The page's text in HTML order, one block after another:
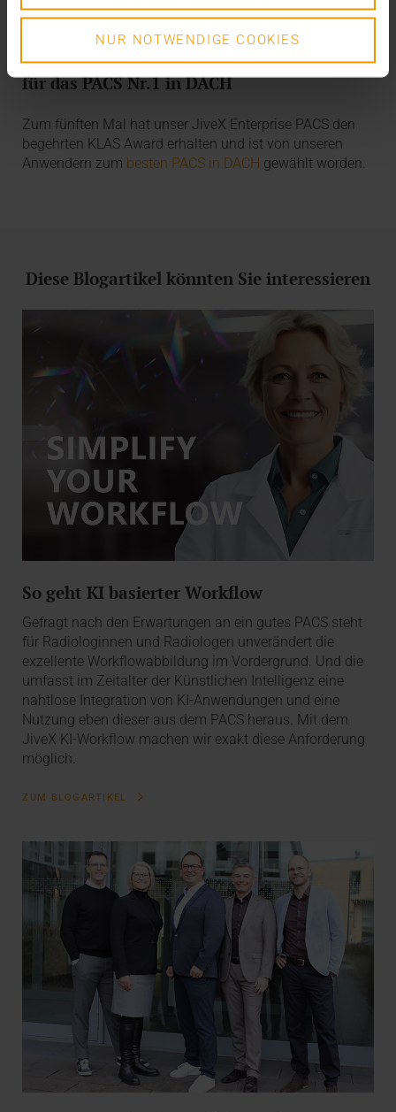
NUR NOTWENDIGE COOKIES
KLAS Award 2024
für das PACS Nr.1 in DACH
Zum fünften Mal hat unser JiveX Enterprise PACS den
begehrten KLAS Award erhalten und ist von unseren
Anwendern zum besten PACS in DACH gewählt worden.
Diese Blogartikel könnten Sie interessieren
So geht KI basierter Workflow
Gefragt nach den Erwartungen an ein gutes PACS steht
für Radiologinnen und Radiologen unverändert die
exzellente Workflowabbildung im Vordergrund. Und die
umfasst im Zeitalter der Künstlichen Intelligenz eine
nahtlose Integration von KI-Anwendungen und eine
Nutzung eben dieser aus dem PACS heraus. Mit dem
JiveX KI-Workflow machen wir exakt diese Anforderung
möglich.
ZUM BLOGARTIKEL